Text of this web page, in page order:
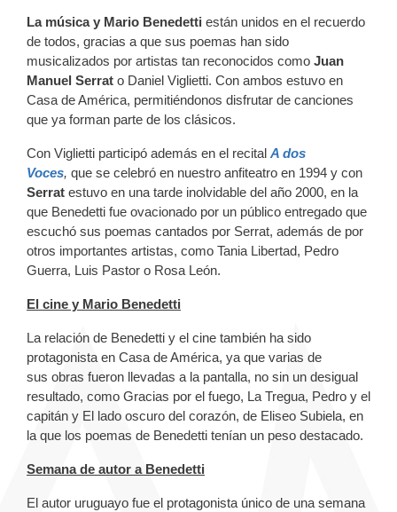
La música y Mario Benedetti están unidos en el recuerdo
de todos, gracias a que sus poemas han sido
musicalizados por artistas tan reconocidos como Juan
Manuel Serrat o Daniel Viglietti. Con ambos estuvo en
Casa de América, permitiéndonos disfrutar de canciones
que ya forman parte de los clásicos.
Con Viglietti participó además en el recital A dos
Voces, que se celebró en nuestro anfiteatro en 1994 y con
Serrat estuvo en una tarde inolvidable del año 2000, en la
que Benedetti fue ovacionado por un público entregado que
escuchó sus poemas cantados por Serrat, además de por
otros importantes artistas, como Tania Libertad, Pedro
Guerra, Luis Pastor o Rosa León.
El cine y Mario Benedetti
La relación de Benedetti y el cine también ha sido
protagonista en Casa de América, ya que varias de
sus obras fueron llevadas a la pantalla, no sin un desigual
resultado, como Gracias por el fuego, La Tregua, Pedro y el
capitán y El lado oscuro del corazón, de Eliseo Subiela, en
la que los poemas de Benedetti tenían un peso destacado.
Semana de autor a Benedetti
El autor uruguayo fue el protagonista único de una semana